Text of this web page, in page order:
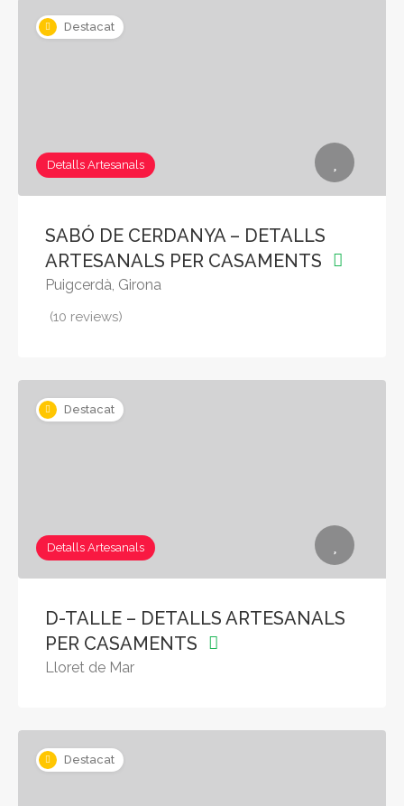
Destacat
Detalls Artesanals
SABÓ DE CERDANYA – DETALLS
ARTESANALS PER CASAMENTS
Puigcerdà, Girona
(10 reviews)
Destacat
Detalls Artesanals
D-TALLE – DETALLS ARTESANALS
PER CASAMENTS
Lloret de Mar
Destacat